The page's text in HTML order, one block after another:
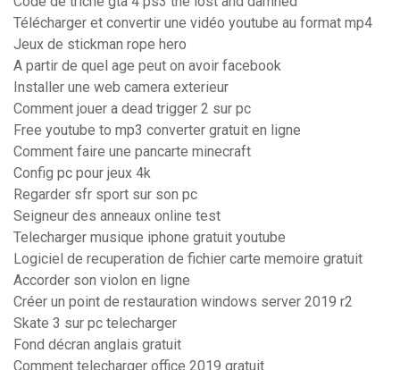
Télécharger et convertir une vidéo youtube au format mp4
Jeux de stickman rope hero
A partir de quel age peut on avoir facebook
Installer une web camera exterieur
Comment jouer a dead trigger 2 sur pc
Free youtube to mp3 converter gratuit en ligne
Comment faire une pancarte minecraft
Config pc pour jeux 4k
Regarder sfr sport sur son pc
Seigneur des anneaux online test
Telecharger musique iphone gratuit youtube
Logiciel de recuperation de fichier carte memoire gratuit
Accorder son violon en ligne
Créer un point de restauration windows server 2019 r2
Skate 3 sur pc telecharger
Fond décran anglais gratuit
Comment telecharger office 2019 gratuit